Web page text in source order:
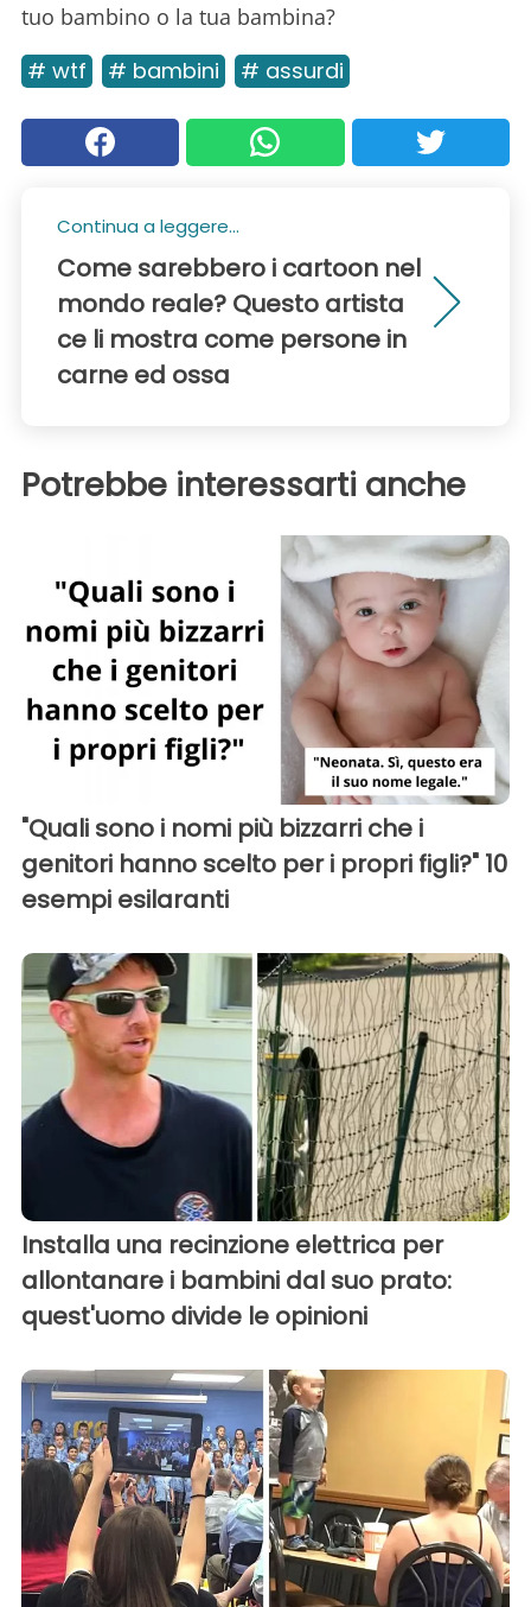
tuo bambino o la tua bambina?
# wtf # bambini # assurdi
Continua a leggere...
Come sarebbero i cartoon nel
mondo reale? Questo artista
ce li mostra come persone in
carne ed ossa
Potrebbe interessarti anche
"Quali sono i nomi più bizzarri che i
genitori hanno scelto per i propri figli?" 10
esempi esilaranti
Installa una recinzione elettrica per
allontanare i bambini dal suo prato:
quest'uomo divide le opinioni